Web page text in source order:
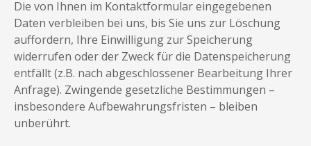
Die von Ihnen im Kontaktformular eingegebenen
Daten verbleiben bei uns, bis Sie uns zur Löschung
auffordern, Ihre Einwilligung zur Speicherung
widerrufen oder der Zweck für die Datenspeicherung
entfällt (z.B. nach abgeschlossener Bearbeitung Ihrer
Anfrage). Zwingende gesetzliche Bestimmungen –
insbesondere Aufbewahrungsfristen – bleiben
unberührt.